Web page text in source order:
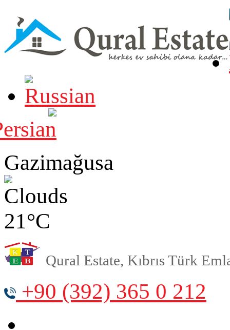
Gazimağusa
21°C
Qural Estate, Kıbrıs Türk
+90 (392) 365 0 212